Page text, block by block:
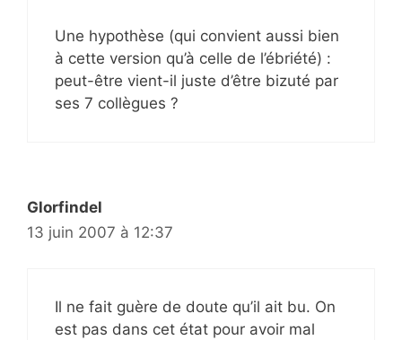
Une hypothèse (qui convient aussi bien
à cette version qu’à celle de l’ébriété) :
peut-être vient-il juste d’être bizuté par
ses 7 collègues ?
Glorfindel
13 juin 2007 à 12:37
Il ne fait guère de doute qu’il ait bu. On
est pas dans cet état pour avoir mal